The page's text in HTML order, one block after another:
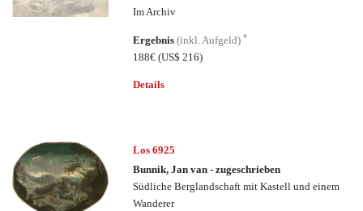
Im Archiv
Ergebnis(inkl. Aufgeld)*
188€(US$ 216)
Details
Los 6925
Bunnik, Jan van - zugeschrieben
Südliche Berglandschaft mit Kastell und einem
Wanderer